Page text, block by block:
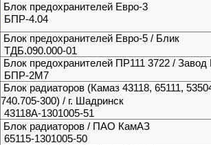
Блок предохранителей Евро-3
БПР-4.04
Блок предохранителей Евро-5 / Блик
ТДБ.090.000-01
Блок предохранителей ПР111 3722 / Завод
БПР-2М7
Блок радиаторов (Камаз 43118, 65111,
740.705-300) / г. Шадринск
43118А-1301005-51
Блок радиаторов / ПАО КамАЗ
65115-1301005-50